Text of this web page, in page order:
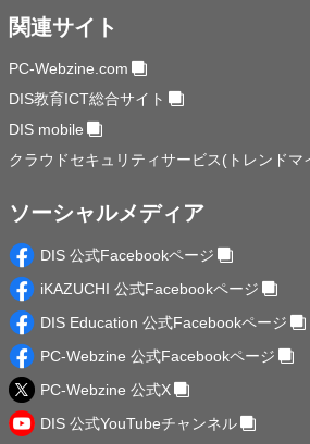
関連サイト
PC-Webzine.com
DIS教育ICT総合サイト
DIS mobile
クラウドセキュリティサービス(トレンドマ
ソーシャルメディア
DIS 公式Facebookページ
iKAZUCHI 公式Facebookページ
DIS Education 公式Facebookページ
PC-Webzine 公式Facebookページ
PC-Webzine 公式X
DIS 公式YouTubeチャンネル